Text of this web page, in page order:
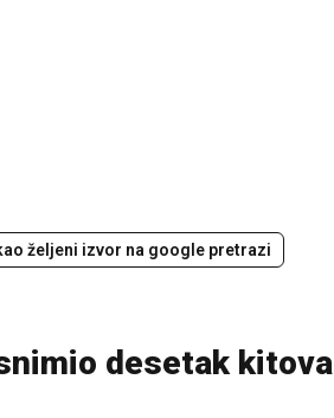
željeni izvor na google pretrazi
snimio desetak kitova